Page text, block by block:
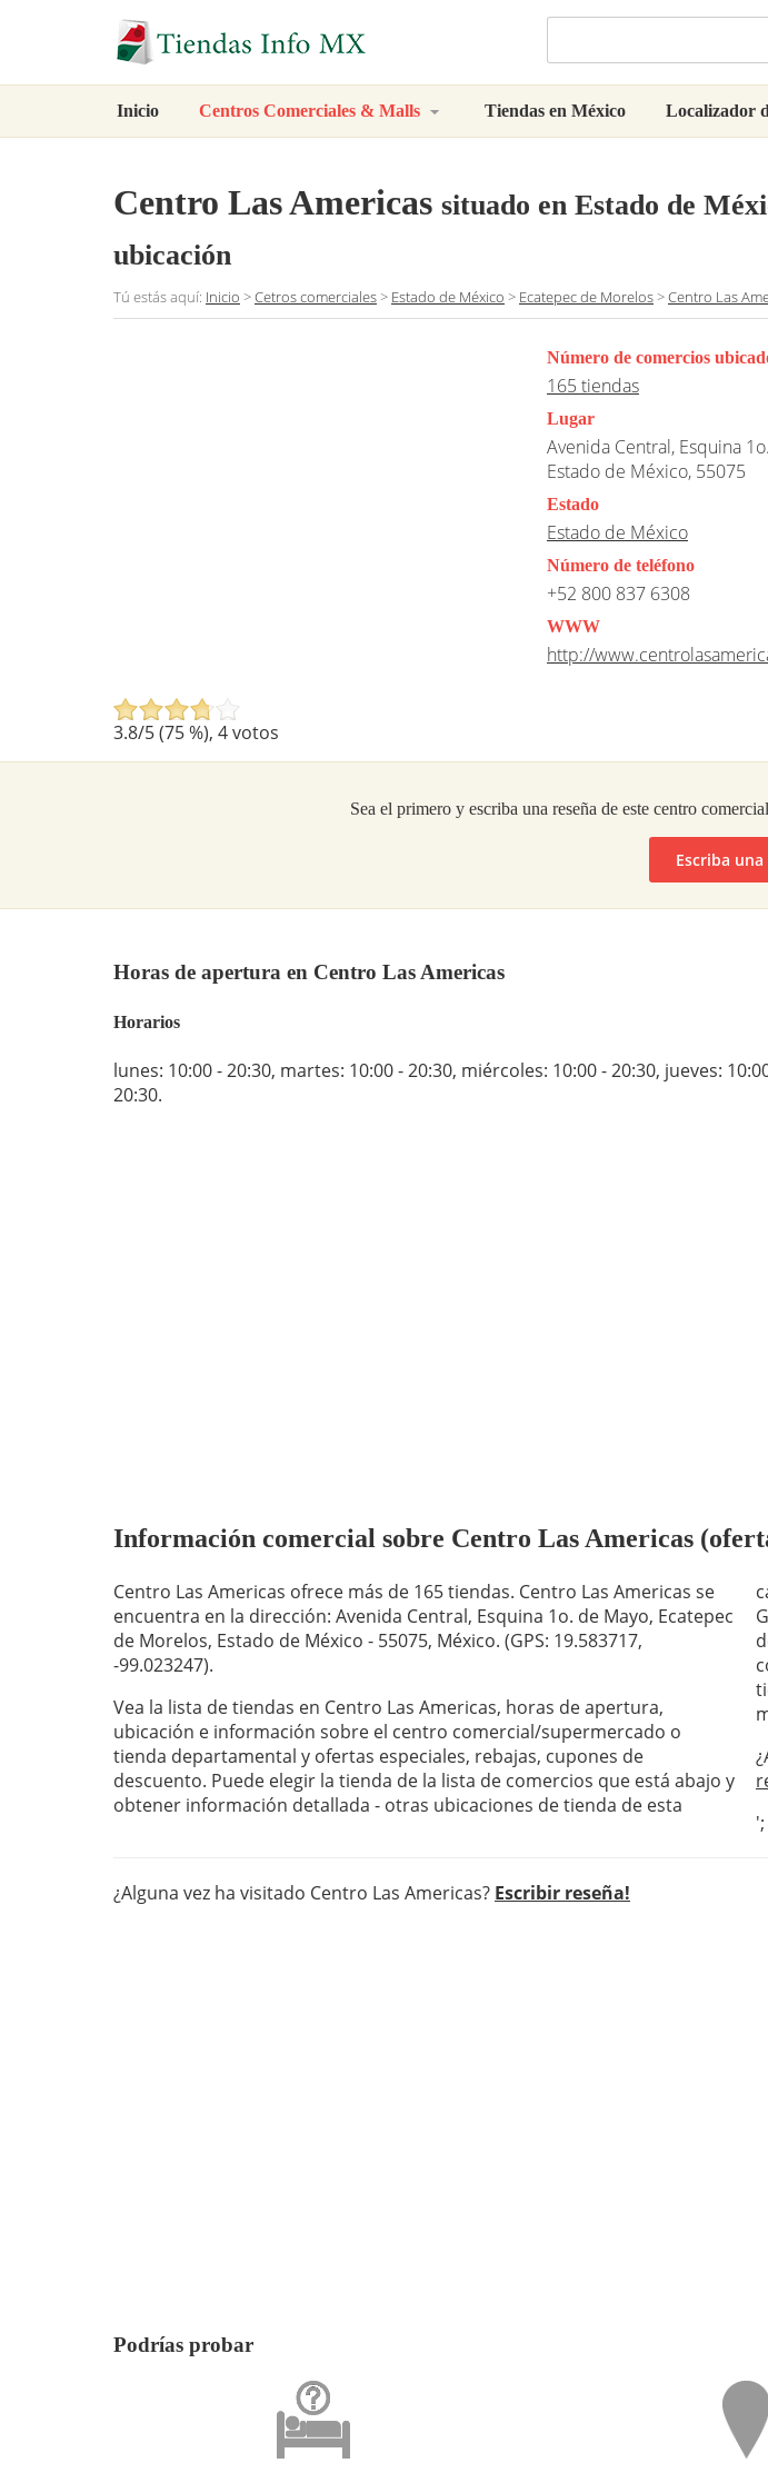
Inicio Centros Comerciales & Malls Tiendas en México Localizador
Centro Las Americas situado en Estado de
ubicación
Tú estás aquí: Inicio >Cetros comerciales> Estado de México > Ecatepec de Morelos>Centro Las
3.8/5 (75%), 4votos
Número de comercios
165 tiendas
Lugar
Avenida Central, Esquina
Estado de México, 55075
Estado
Estado de México
Número de teléfono
+52 800 837 6308
WWW
http://
Sea el primero y escriba una reseña de este centro
Escriba una
Horas de apertura en Centro Las Americas
Horarios
lunes: 10:00 - 20:30, martes: 10:00 - 20:30, miércoles: 10:00 - 20:30, jueves:
20:30.
Información comercial sobre Centro Las Americas
Centro Las Americas ofrece más de 165 tiendas. Centro Las Americas se
encuentra en la dirección: Avenida Central, Esquina 1o. de Mayo, Ecatepec
de Morelos, Estado de México - 55075, México. (GPS: 19.583717,
-99.023247).
Vea la lista de tiendas en Centro Las Americas, horas de apertura,
ubicación e información sobre el centro comercial/supermercado o
tienda departamental y ofertas especiales, rebajas, cupones de
descuento. Puede elegir la tienda de la lista de comercios que está abajo y
obtener información detallada - otras ubicaciones de tienda de esta
';
¿Alguna vez ha visitado Centro Las Americas? Escribir reseña!
Podrías probar